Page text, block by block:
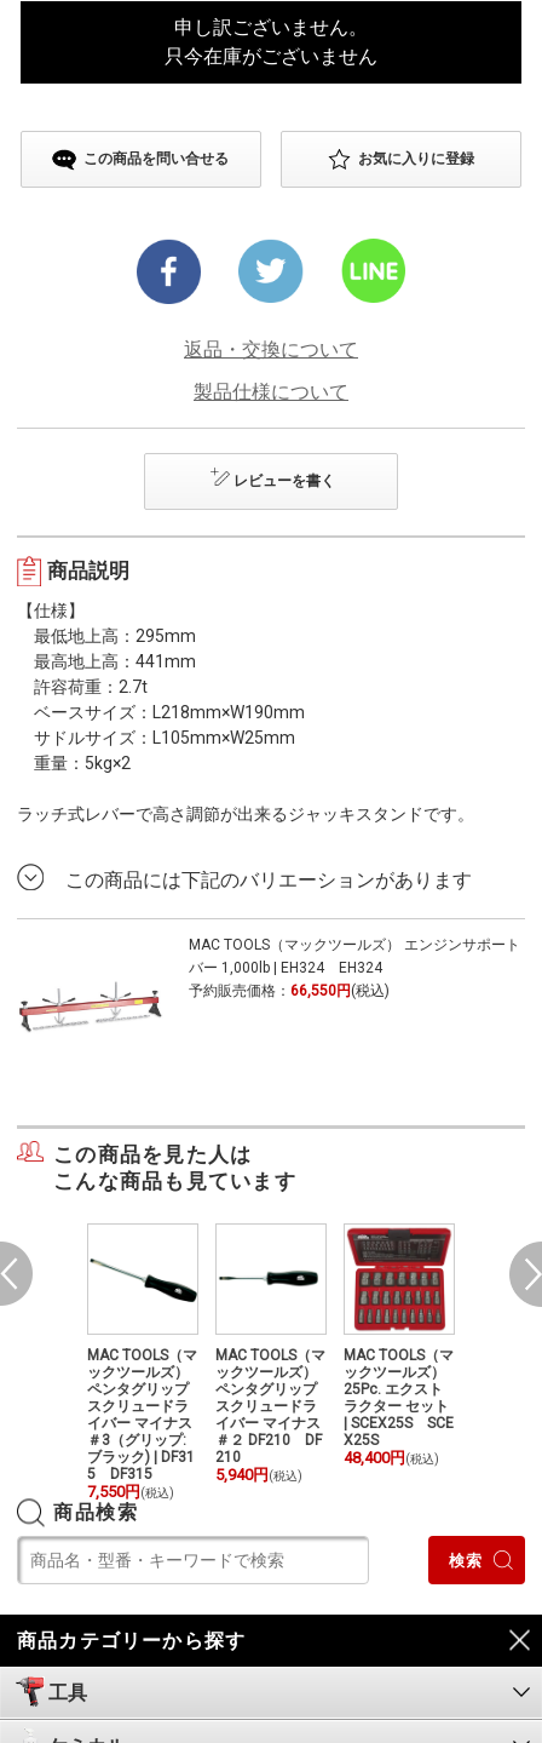
申し訳ございません。
只今在庫がございません
この商品を問い合せる お気に入りに登録
返品・交換について
製品仕様について
レビューを書く
商品説明
【仕様】
最低地上高：295mm
最高地上高：441mm
許容荷重：2.7t
ベースサイズ：L218mm×W190mm
サドルサイズ：L105mm×W25mm
重量：5kg×2
ラッチ式レバーで高さ調節が出来るジャッキスタンドです。
この商品には下記のバリエーションがあります
MAC TOOLS（マックツールズ） エンジンサポート
バー 1,000lb | EH324 EH324
予約販売価格： 66,550円(税込)
この商品を見た人は
こんな商品も見ています
MAC TOOLS（マ
ックツールズ）
ペンタグリップ
スクリュードラ
イバー マイナス
＃3（グリップ:
ブラック) | DF31
5 DF315
7,550円 (税込)
MAC TOOLS（マ
ックツールズ）
ペンタグリップ
スクリュードラ
イバー マイナス
＃２ DF210 DF
210
5,940円 (税込)
MAC TOOLS（マ
ックツールズ）
25Pc. エクスト
ラクター セット
| SCEX25S SCE
X25S
48,400円 (税込)
商品検索
商品カテゴリーから探す
工具